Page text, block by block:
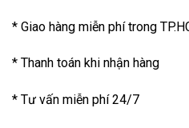
* Giao hàng miễn phí trong
* Thanh toán khi nhận hàng
* Tư vấn miễn phí 24/7